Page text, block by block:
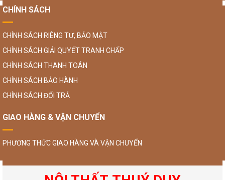
CHÍNH SÁCH
CHÍNH SÁCH RIÊNG TƯ, BẢO MẬT
CHÍNH SÁCH GIẢI QUYẾT TRANH CHẤP
CHÍNH SÁCH THANH TOÁN
CHÍNH SÁCH BẢO HÀNH
CHÍNH SÁCH ĐỔI TRẢ
GIAO HÀNG & VẬN CHUYỂN
PHƯƠNG THỨC GIAO HÀNG VÀ VẬN CHUYỂN